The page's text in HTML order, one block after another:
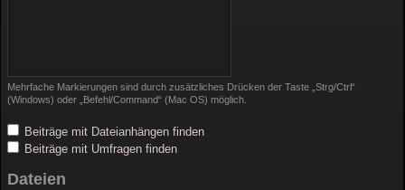
Mehrfache Markierungen sind durch zusätzliches Drücken der Taste „Strg/Ctrl“
(Windows) oder „Befehl/Command“ (Mac OS) möglich.
Beiträge mit Dateianhängen finden
Beiträge mit Umfragen finden
Dateien